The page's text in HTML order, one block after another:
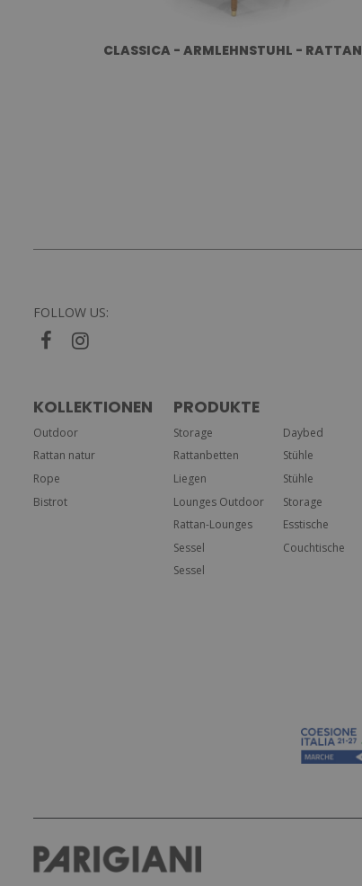
CLASSICA - ARMLEHNSTUHL - RATTAN
FOLLOW US:
KOLLEKTIONEN
Outdoor
Rattan natur
Rope
Bistrot
PRODUKTE
Storage
Rattanbetten
Liegen
Lounges Outdoor
Rattan-Lounges
Sessel
Sessel
Daybed
Stühle
Stühle
Storage
Esstische
Couchtische